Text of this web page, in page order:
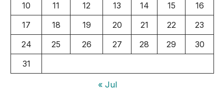
10
11 12 13 14 15
16
17
18 19 20 21 22
23
24
25 26 27 28 29
30
31
« Jul